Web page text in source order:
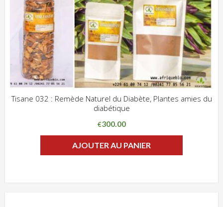
Tisane 032 : Remède Naturel du Diabète, Plantes amies du
diabétique
€300.00
AJOUTER AU PANIER